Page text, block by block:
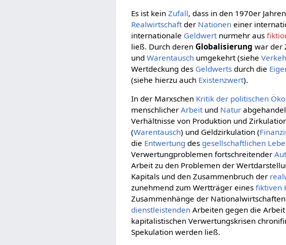
Es ist keinZufall, dass in den 1970er
Realwirtschaftder Nationen einer
internationale Geldwertnurmehr aus
ließ. Durch derenGlobalisierung war der
undWarentausch umgekehrt (siehe
Wertdeckung des Geldwerts durch die
(siehe hierzu auch Existenzwert).
In der Marxschen Kritik der politischen
menschlicherArbeitund Natur
Verhältnisse von Produktion und
(Warentausch) und Geldzirkulation (
die Entwertung des gesellschaftlichen
Verwertungproblemen fortschreitender
Arbeit zu den Problemen der
Kapitals und den Zusammenbruch der
zunehmend zum Wertträger einesfiktiven
Zusammenhänge der
dienstleistenden Arbeiten gegen die
kapitalistischen Verwertungskrisen
Spekulation werden ließ.